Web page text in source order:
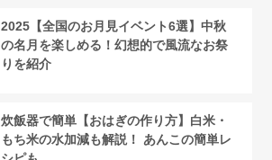
2025【全国のお月見イベント6選】中秋
の名月を楽しめる！幻想的で風流なお祭
りを紹介
炊飯器で簡単【おはぎの作り方】白米・
もち米の水加減も解説！ あんこの簡単レ